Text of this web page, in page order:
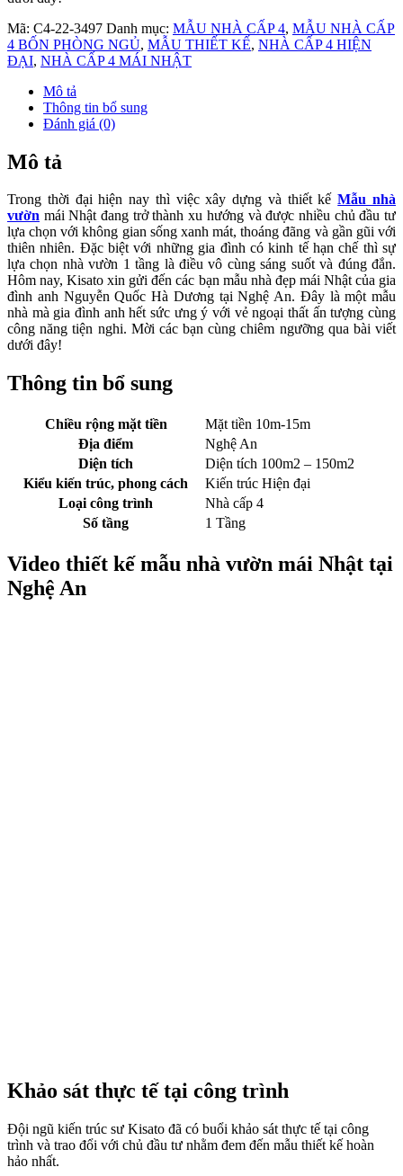
Mã: C4-22-3497 Danh mục: MẪU NHÀ CẤP 4, MẪU NHÀ CẤP
4 BỐN PHÒNG NGỦ, MẪU THIẾT KẾ, NHÀ CẤP 4 HIỆN
ĐẠI, NHÀ CẤP 4 MÁI NHẬT
Mô tả
Thông tin bổ sung
Đánh giá (0)
Mô tả
Trong thời đại hiện nay thì việc xây dựng và thiết kếMẫu nhà
vườn mái Nhật đang trở thành xu hướng và được nhiều chủ đầu tư
lựa chọn với không gian sống xanh mát, thoáng đãng và gần gũi với
thiên nhiên. Đặc biệt với những gia đình có kinh tế hạn chế thì sự
lựa chọn nhà vườn 1 tầng là điều vô cùng sáng suốt và đúng đắn.
Hôm nay, Kisato xin gửi đến các bạn mẫu nhà đẹp mái Nhật của gia
đình anh Nguyễn Quốc Hà Dương tại Nghệ An. Đây là một mẫu
nhà mà gia đình anh hết sức ưng ý với vẻ ngoại thất ấn tượng cùng
công năng tiện nghi. Mời các bạn cùng chiêm ngưỡng qua bài viết
dưới đây!
Thông tin bổ sung
Chiều rộng mặt tiền
Mặt tiền 10m-15m
Địa điểm
Nghệ An
Diện tích
Diện tích 100m2 – 150m2
Kiểu kiến trúc, phong cách
Kiến trúc Hiện đại
Loại công trình
Nhà cấp 4
Số tầng
1 Tầng
Video thiết kế mẫu nhà vườn mái Nhật tại
Nghệ An
Khảo sát thực tế tại công trình
Đội ngũ kiến trúc sư Kisato đã có buổi khảo sát thực tế tại công
trình và trao đổi với chủ đầu tư nhằm đem đến mẫu thiết kế hoàn
hảo nhất.